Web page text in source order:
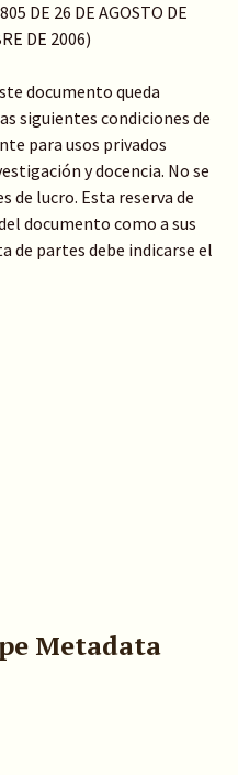
DE 26 DE AGOSTO DE
DE 2006)
documento queda
siguientes condiciones de
para usos privados
y docencia. No se
de lucro. Esta reserva de
documento como a sus
de partes debe indicarse el
Metadata